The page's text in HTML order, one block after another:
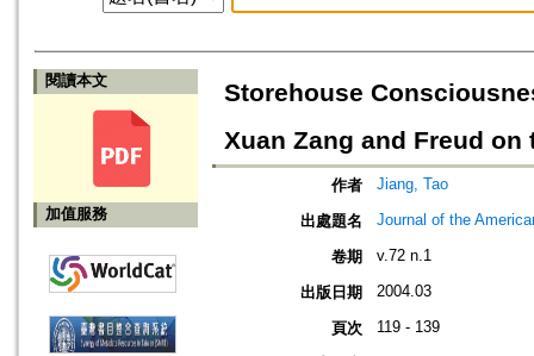
閱讀本文
加值服務
Storehouse
Xuan Zang and Freud
作者 Jiang, Tao
出處題名 Journal of the
卷期 v.72 n.1
出版日期 2004.03
頁次 119 - 139